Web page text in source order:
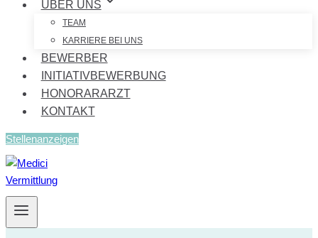
ÜBER UNS
TEAM
KARRIERE BEI UNS
BEWERBER
INITIATIVBEWERBUNG
HONORARARZT
KONTAKT
Stellenanzeigen